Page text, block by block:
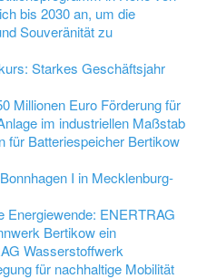
bis 2030 an, um die
Souveränität zu
Starkes Geschäftsjahr
Millionen Euro Förderung für
im industriellen Maßstab
für Batteriespeicher Bertikow
I in Mecklenburg-
Energiewende: ENERTRAG
Bertikow ein
Wasserstoffwerk
für nachhaltige Mobilität